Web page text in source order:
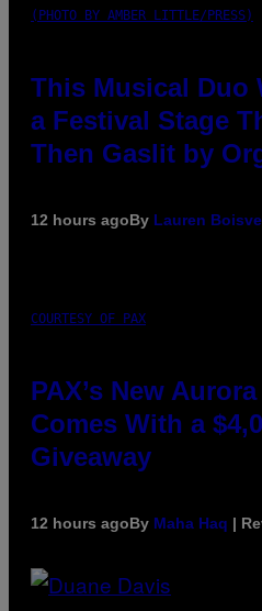
(PHOTO BY AMBER LITTLE/PRESS)
This Musical Duo
a Festival Stage
Then Gaslit by
12 hours agoBy Lauren
COURTESY OF PAX
PAX’s New
Comes With a
Giveaway
12 hours agoBy Maha Haq |